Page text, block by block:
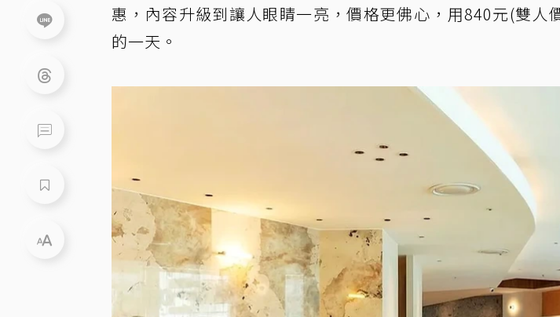
惠，內容升級到讓人眼睛一亮，價格更佛心，用840元(雙人
的一天。